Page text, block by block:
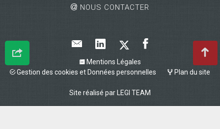
NOUS CONTACTER
Mentions Légales
Gestion des cookies et Données personnelles
Plan du site
Site réalisé par LEGI TEAM